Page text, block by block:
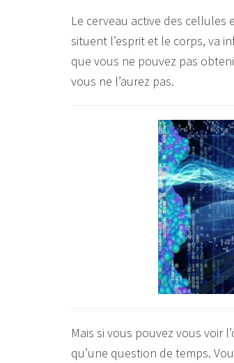
Le cerveau active des
situent l’esprit et le corps, va
que vous ne pouvez pas
vous ne l’aurez pas.
Mais si vous pouvez vous voir
qu’une question de temps.